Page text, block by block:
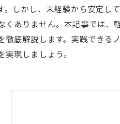
しかし、未経験から安定
ありません。本記事では
底解説します。実践でき
現しましょう。